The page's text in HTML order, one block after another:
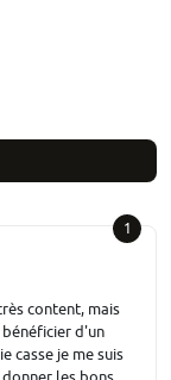
1
content, mais
bénéficier d'un
casse je me suis